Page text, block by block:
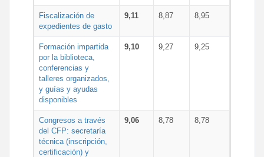
Fiscalización de
expedientes de gasto
9,11 8,87 8,95
Formación impartida
por la biblioteca,
conferencias y
talleres organizados,
y guías y ayudas
disponibles
9,10 9,27 9,25
Congresos a través
del CFP: secretaría
técnica (inscripción,
certificación) y
9,06 8,78 8,78